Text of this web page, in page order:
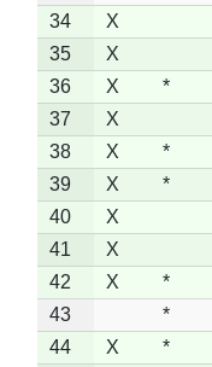
34
X
35
X
36
X *
37
X
38
X *
39
X *
40
X
41
X
42
X *
43
*
44
X *